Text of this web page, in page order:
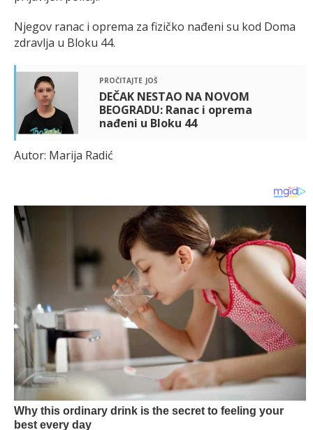
Njegov ranac i oprema za fizičko nađeni su kod Doma
zdravlja u Bloku 44.
pročitajte još
DEČAK NESTAO NA NOVOM
BEOGRADU: Ranac i oprema
nađeni u Bloku 44
Autor: Marija Radić